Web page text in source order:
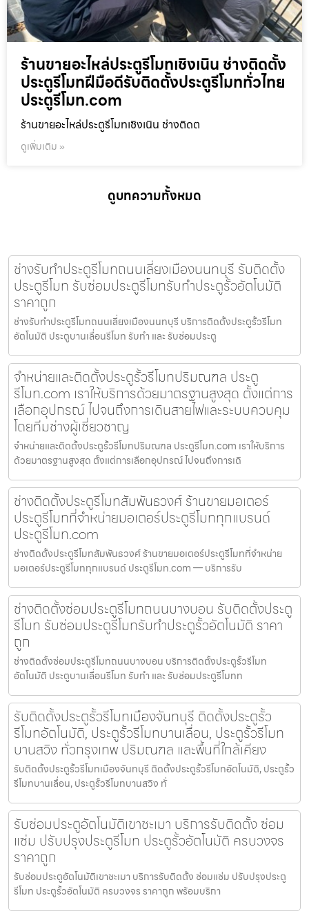
ร้านขายอะไหล่ประตูรีโมทเชิงเนิน ช่างติดตั้ง
ประตูรีโมทฝีมือดีรับติดตั้งประตูรีโมททั่วไทย
ประตูรีโมท.com
ร้านขายอะไหล่ประตูรีโมทเชิงเนิน ช่างติดต
ดูเพิ่มเติม »
ดูบทความทั้งหมด
ช่างรับทำประตูรีโมทถนนเลี่ยงเมืองนนทบุรี รับติดตั้ง
ประตูรีโมท รับซ่อมประตูรีโมทรับทำประตูรั้วอัตโนมัติ
ราคาถูก
ช่างรับทำประตูรีโมทถนนเลี่ยงเมืองนนทบุรี บริการติดตั้งประตูรั้วรีโมท
อัตโนมัติ ประตูบานเลื่อนรีโมท รับทำ และ รับซ่อมประตู
จำหน่ายและติดตั้งประตูรั้วรีโมทปริมณฑล ประตู
รีโมท.com เราให้บริการด้วยมาตรฐานสูงสุด ตั้งแต่การ
เลือกอุปกรณ์ ไปจนถึงการเดินสายไฟและระบบควบคุม
โดยทีมช่างผู้เชี่ยวชาญ
จำหน่ายและติดตั้งประตูรั้วรีโมทปริมณฑล ประตูรีโมท.com เราให้บริการ
ด้วยมาตรฐานสูงสุด ตั้งแต่การเลือกอุปกรณ์ ไปจนถึงการเดิ
ช่างติดตั้งประตูรีโมทสัมพันธวงศ์ ร้านขายมอเตอร์
ประตูรีโมทที่จำหน่ายมอเตอร์ประตูรีโมททุกแบรนด์
ประตูรีโมท.com
ช่างติดตั้งประตูรีโมทสัมพันธวงศ์ ร้านขายมอเตอร์ประตูรีโมทที่จำหน่าย
มอเตอร์ประตูรีโมททุกแบรนด์ ประตูรีโมท.com — บริการรับ
ช่างติดตั้งซ่อมประตูรีโมทถนนบางบอน รับติดตั้งประตู
รีโมท รับซ่อมประตูรีโมทรับทำประตูรั้วอัตโนมัติ ราคา
ถูก
ช่างติดตั้งซ่อมประตูรีโมทถนนบางบอน บริการติดตั้งประตูรั้วรีโมท
อัตโนมัติ ประตูบานเลื่อนรีโมท รับทำ และ รับซ่อมประตูรีโมทท
รับติดตั้งประตูรั้วรีโมทเมืองจันทบุรี ติดตั้งประตูรั้ว
รีโมทอัตโนมัติ, ประตูรั้วรีโมทบานเลื่อน, ประตูรั้วรีโมท
บานสวิง ทั่วกรุงเทพ ปริมณฑล และพื้นที่ใกล้เคียง
รับติดตั้งประตูรั้วรีโมทเมืองจันทบุรี ติดตั้งประตูรั้วรีโมทอัตโนมัติ, ประตูรั้ว
รีโมทบานเลื่อน, ประตูรั้วรีโมทบานสวิง ทั่
รับซ่อมประตูอัตโนมัติเขาชะเมา บริการรับติดตั้ง ซ่อม
แซ่ม ปรับปรุงประตูรีโมท ประตูรั้วอัตโนมัติ ครบวงจร
ราคาถูก
รับซ่อมประตูอัตโนมัติเขาชะเมา บริการรับติดตั้ง ซ่อมแซ่ม ปรับปรุงประตู
รีโมท ประตูรั้วอัตโนมัติ ครบวงจร ราคาถูก พร้อมบริกา